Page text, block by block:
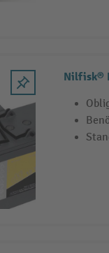
Nilfisk®